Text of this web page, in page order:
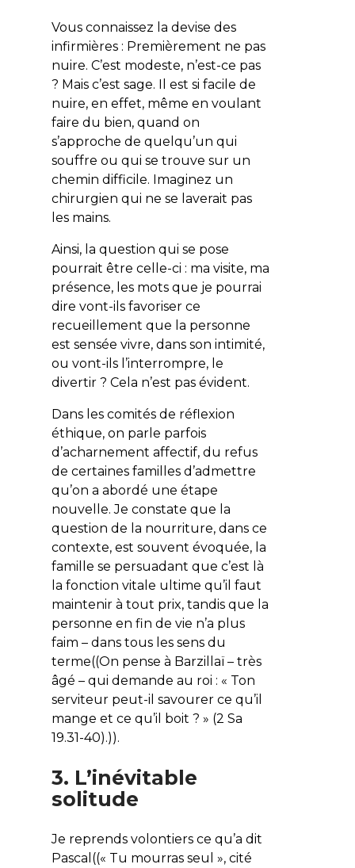
Vous connaissez la devise des
infirmières : Premièrement ne pas
nuire. C’est modeste, n’est-ce pas
? Mais c’est sage. Il est si facile de
nuire, en effet, même en voulant
faire du bien, quand on
s’approche de quelqu’un qui
souffre ou qui se trouve sur un
chemin difficile. Imaginez un
chirurgien qui ne se laverait pas
les mains.
Ainsi, la question qui se pose
pourrait être celle-ci : ma visite, ma
présence, les mots que je pourrai
dire vont-ils favoriser ce
recueillement que la personne
est sensée vivre, dans son intimité,
ou vont-ils l’interrompre, le
divertir ? Cela n’est pas évident.
Dans les comités de réflexion
éthique, on parle parfois
d’acharnement affectif, du refus
de certaines familles d’admettre
qu’on a abordé une étape
nouvelle. Je constate que la
question de la nourriture, dans ce
contexte, est souvent évoquée, la
famille se persuadant que c’est là
la fonction vitale ultime qu’il faut
maintenir à tout prix, tandis que la
personne en fin de vie n’a plus
faim – dans tous les sens du
terme((On pense à Barzillaï – très
âgé – qui demande au roi : « Ton
serviteur peut-il savourer ce qu’il
mange et ce qu’il boit ? » (2 Sa
19.31-40).)).
3. L’inévitable
solitude
Je reprends volontiers ce qu’a dit
Pascal((« Tu mourras seul », cité